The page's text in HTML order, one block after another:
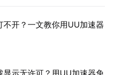
不开？一文教你用UU加速器
显示无许可？用UU加速器免